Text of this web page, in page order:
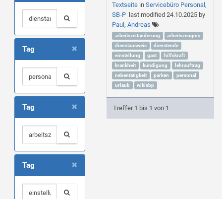
×
Tag
×
Tag
×
Tag
Textseite in Servicebüro Personal,
SB-Plast modified 24.10.2025by
Paul, Andreas
arbeitszeitänderung
arbeitszeugnis
dienstausweis
dienstende
einstellung
gast
hilfskraft
krankheit
kündigung
lehrauftrag
nebentätigkeit
parken
personal
urlaub
wikisbp
Treffer 1 bis 1 von 1